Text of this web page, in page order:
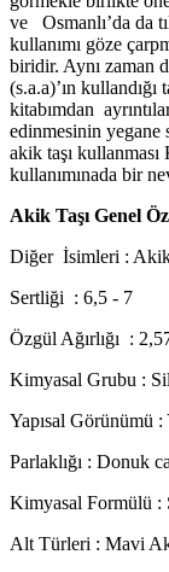
ve
Osmanlı’da da
kullanımı göze
biridir. Aynı zaman
(s.a.a)’ın
kitabımdan
edinmesinin yegane
akik taşı kullanması
kullanımınada bir
Akik Taşı Genel
Diğer İsimleri :
Sertliği : 6,5 - 7
Özgül Ağırlığı :
Kimyasal Grubu :
Yapısal Görünümü :
Parlaklığı : Donuk
Kimyasal Formülü :
Alt Türleri : Mavi